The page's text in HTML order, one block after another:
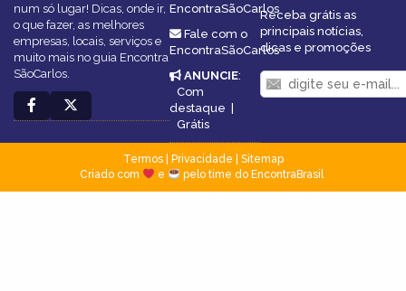
num só lugar! Dicas, onde ir,
o que fazer, as melhores
empresas, locais, serviços e
muito mais no guia Encontra
SãoCarlos.
EncontraSãoCarlos
Fale com o
EncontraSãoCarlos
ANUNCIE:
Com
destaque |
Grátis
Receba grátis as
principais notícias,
dicas e promoções
Termos| Privacidade
Sitemap
Criado com
e pelo time do EncontraBrasil